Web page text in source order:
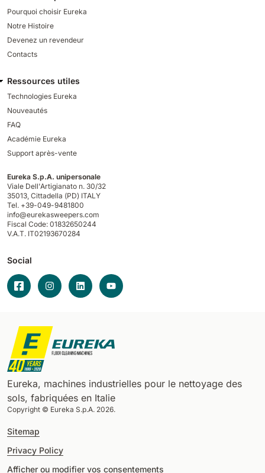
Pourquoi choisir Eureka
Notre Histoire
Devenez un revendeur
Contacts
Ressources utiles
Technologies Eureka
Nouveautés
FAQ
Académie Eureka
Support après-vente
Eureka S.p.A. unipersonale
Viale Dell'Artigianato n. 30/32
35013, Cittadella (PD) ITALY
Tel. +39-049-9481800
info@eurekasweepers.com
Fiscal Code: 01832650244
V.A.T. IT02193670284
Social
Eureka, machines industrielles pour le nettoyage des
sols, fabriquées en Italie
Copyright © Eureka S.p.A. 2026.
Sitemap
Privacy Policy
Afficher ou modifier vos consentements